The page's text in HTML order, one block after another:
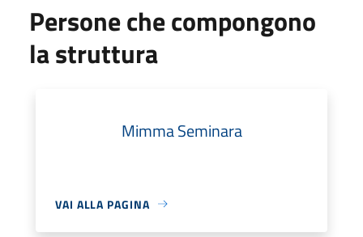
Persone che compongono
la struttura
Mimma Seminara
VAI ALLA PAGINA